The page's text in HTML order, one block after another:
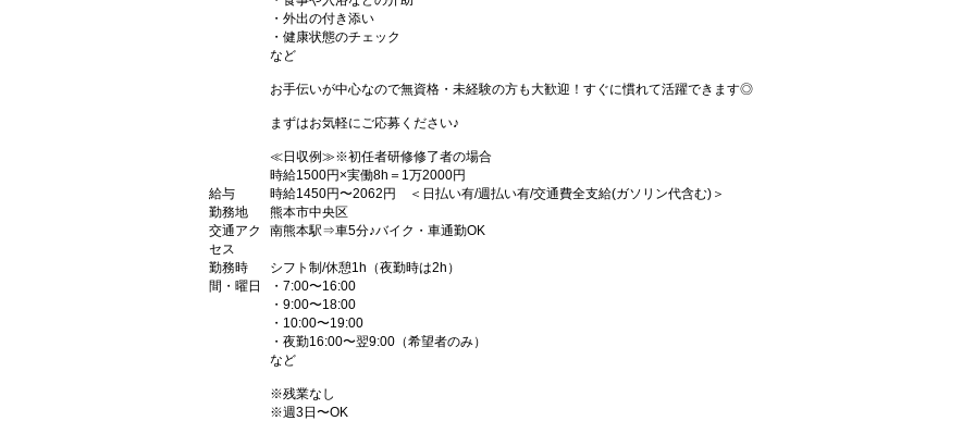
・外出の付き添い
・健康状態のチェック
など
お手伝いが中心なので無資格・未経験の方も大歓迎！すぐに慣れて活躍できます◎
まずはお気軽にご応募ください♪
≪日収例≫※初任者研修修了者の場合
時給1500円×実働8h＝1万2000円
給与
時給1450円〜2062円 ＜日払い有/週払い有/交通費全支給(ガソリン代含む)＞
勤務地
熊本市中央区
交通アク
セス
南熊本駅⇒車5分♪バイク・車通勤OK
勤務時
間・曜日
シフト制/休憩1h（夜勤時は2h）
・7:00〜16:00
・9:00〜18:00
・10:00〜19:00
・夜勤16:00〜翌9:00（希望者のみ）
など
※残業なし
※週3日〜OK